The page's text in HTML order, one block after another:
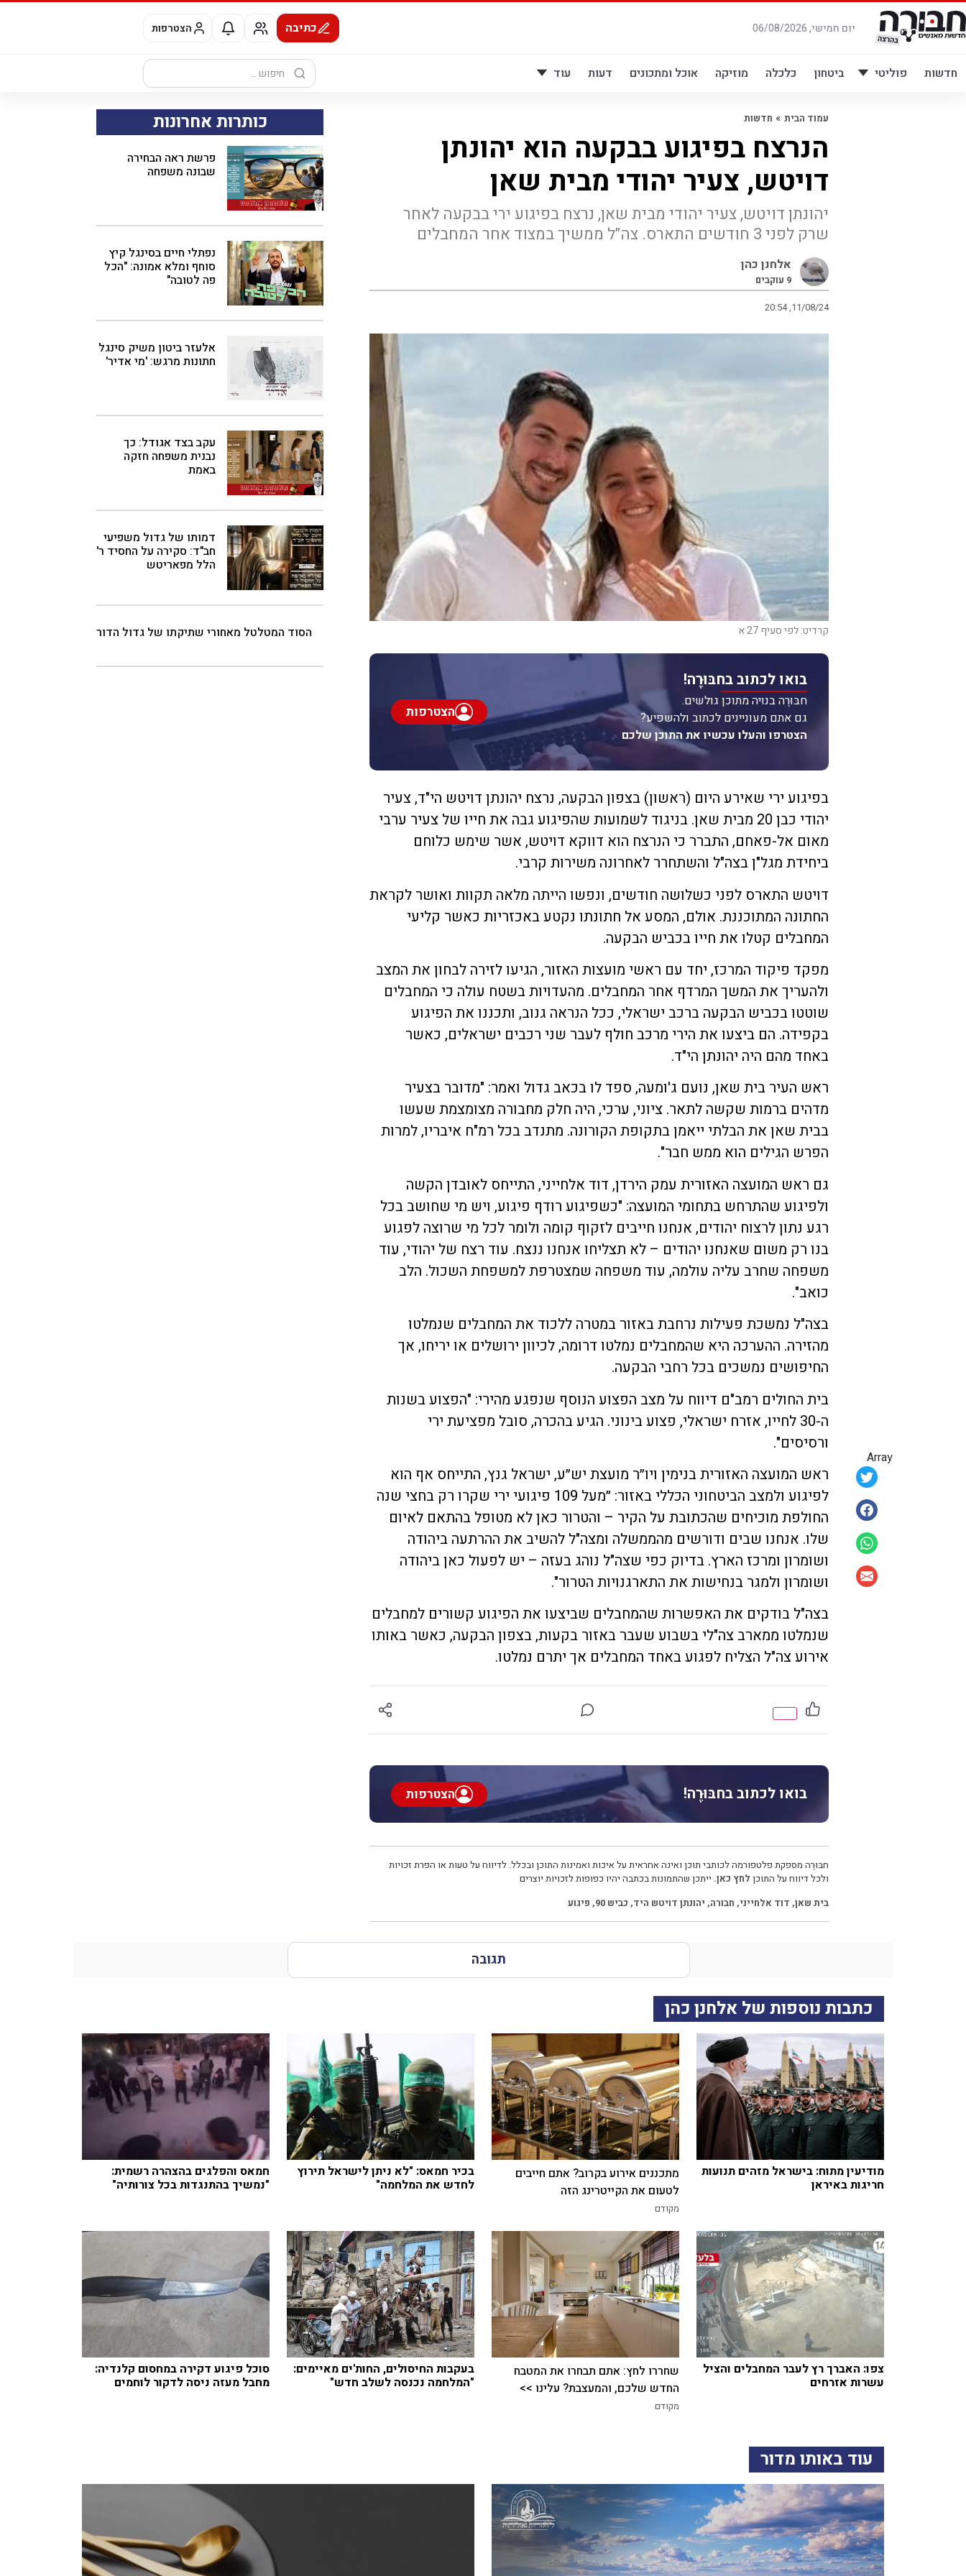
דלג
לתוכן
יום חמישי, 06/08/2026 כתיבה הצטרפות
חדשות פוליטי ביטחון כלכלה מוזיקה אוכל ומתכונים דעות עוד
חיפוש:
Array
עמוד הבית » חדשות
הנרצח בפיגוע בבקעה הוא יהונתן
דויטש, צעיר יהודי מבית שאן
יהונתן דויטש, צעיר יהודי מבית שאן, נרצח בפיגוע ירי בבקעה לאחר
שרק לפני 3 חודשים התארס. צה"ל ממשיך במצוד אחר המחבלים
אלחנן כהן
9 עוקבים
20:54 ,11/08/24
קרדיט: לפי סעיף 27 א
בואו לכתוב בחבּוּרֶה!
חבּוּרֶה בנויה מתוכן גולשים.
גם אתם מעוניינים לכתוב ולהשפיע?
הצטרפו והעלו עכשיו את התוכן שלכם
הצטרפות
בפיגוע ירי שאירע היום (ראשון) בצפון הבקעה, נרצח יהונתן דויטש הי"ד, צעיר
יהודי כבן 20 מבית שאן. בניגוד לשמועות שהפיגוע גבה את חייו של צעיר ערבי
מאום אל-פאחם, התברר כי הנרצח הוא דווקא דויטש, אשר שימש כלוחם
ביחידת מגל"ן בצה"ל והשתחרר לאחרונה משירות קרבי.
דויטש התארס לפני כשלושה חודשים, ונפשו הייתה מלאה תקוות ואושר לקראת
החתונה המתוכננת. אולם, המסע אל חתונתו נקטע באכזריות כאשר קליעי
המחבלים קטלו את חייו בכביש הבקעה.
מפקד פיקוד המרכז, יחד עם ראשי מועצות האזור, הגיעו לזירה לבחון את המצב
ולהעריך את המשך המרדף אחר המחבלים. מהעדויות בשטח עולה כי המחבלים
שוטטו בכביש הבקעה ברכב ישראלי, ככל הנראה גנוב, ותכננו את הפיגוע
בקפידה. הם ביצעו את הירי מרכב חולף לעבר שני רכבים ישראלים, כאשר
באחד מהם היה יהונתן הי"ד.
ראש העיר בית שאן, נועם ג'ומעה, ספד לו בכאב גדול ואמר: "מדובר בצעיר
מדהים ברמות שקשה לתאר. ציוני, ערכי, היה חלק מחבורה מצומצמת שעשו
בבית שאן את הבלתי ייאמן בתקופת הקורונה. מתנדב בכל רמ"ח איבריו, למרות
הפרש הגילים הוא ממש חבר".
גם ראש המועצה האזורית עמק הירדן, דוד אלחייני, התייחס לאובדן הקשה
ולפיגוע שהתרחש בתחומי המועצה: "כשפיגוע רודף פיגוע, ויש מי שחושב בכל
רגע נתון לרצוח יהודים, אנחנו חייבים לזקוף קומה ולומר לכל מי שרוצה לפגוע
בנו רק משום שאנחנו יהודים – לא תצליחו אנחנו ננצח. עוד רצח של יהודי, עוד
משפחה שחרב עליה עולמה, עוד משפחה שמצטרפת למשפחת השכול. הלב
כואב".
בצה"ל נמשכת פעילות נרחבת באזור במטרה ללכוד את המחבלים שנמלטו
מהזירה. ההערכה היא שהמחבלים נמלטו דרומה, לכיוון ירושלים או יריחו, אך
החיפושים נמשכים בכל רחבי הבקעה.
בית החולים רמב"ם דיווח על מצב הפצוע הנוסף שנפגע מהירי: "הפצוע בשנות
ה-30 לחייו, אזרח ישראלי, פצוע בינוני. הגיע בהכרה, סובל מפציעת ירי
ורסיסים".
ראש המועצה האזורית בנימין ויו״ר מועצת יש״ע, ישראל גנץ, התייחס אף הוא
לפיגוע ולמצב הביטחוני הכללי באזור: ״מעל 109 פיגועי ירי שקרו רק בחצי שנה
החולפת מוכיחים שהכתובת על הקיר – והטרור כאן לא מטופל בהתאם לאיום
שלו. אנחנו שבים ודורשים מהממשלה ומצה"ל להשיב את ההרתעה ביהודה
ושומרון ומרכז הארץ. בדיוק כפי שצה"ל נוהג בעזה – יש לפעול כאן ביהודה
ושומרון ולמגר בנחישות את התארגנויות הטרור".
בצה"ל בודקים את האפשרות שהמחבלים שביצעו את הפיגוע קשורים למחבלים
שנמלטו ממארב צה"לי בשבוע שעבר באזור בקעות, בצפון הבקעה, כאשר באותו
אירוע צה"ל הצליח לפגוע באחד המחבלים אך יתרם נמלטו.
בואו לכתוב בחבּוּרֶה! הצטרפות
חבּוּרֶה מספקת פלטפורמה לכותבי תוכן ואינה אחראית על איכות ואמינות התוכן ובכלל. לדיווח על טעות או הפרת זכויות
ולכל דיווח על התוכן לחץ כאן. ייתכן שהתמונות בכתבה יהיו כפופות לזכויות יוצרים
בית שאן, דוד אלחייני, חבורה, יהונתן דויטש היד, כביש 90 , פיגוע
כותרות אחרונות
פרשת ראה הבחירה
שבונה משפחה
נפתלי חיים בסינגל קיץ
סוחף ומלא אמונה: "הכל
פה לטובה"
אלעזר ביטון משיק סינגל
חתונות מרגש: 'מי אדיר'
עקב בצד אגודל: כך
נבנית משפחה חזקה
באמת
דמותו של גדול משפיעי
חב"ד: סקירה על החסיד ר'
הלל מפאריטש
הסוד המטלטל מאחורי שתיקתו של גדול הדור
תגובה
כתבות נוספות של אלחנן כהן
מודיעין מתוח: בישראל מזהים תנועות
חריגות באיראן
מתכננים אירוע בקרוב? אתם חייבים
לטעום את הקייטרינג הזה
מקודם
בכיר חמאס: "לא ניתן לישראל תירוץ
לחדש את המלחמה"
חמאס והפלגים בהצהרה רשמית:
"נמשיך בהתנגדות בכל צורותיה"
צפו: האברך רץ לעבר המחבלים והציל
עשרות אזרחים
שחררו לחץ: אתם תבחרו את המטבח
החדש שלכם, והמעצבת? עלינו >>
מקודם
בעקבות החיסולים, החות'ים מאיימים:
"המלחמה נכנסה לשלב חדש"
סוכל פיגוע דקירה במחסום קלנדיה:
מחבל מעזה ניסה לדקור לוחמים
עוד באותו מדור